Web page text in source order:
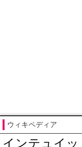
ウィキペディア
インテュイッ